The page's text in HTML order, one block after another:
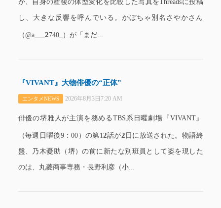
が、自身の産後の体型変化を比較した写真をThreadsに投稿
し、大きな反響を呼んでいる。かぼちゃ別名さやかさん
（@a___ 2740_）が「まだ...
『VIVANT』大物俳優の“正体”
エンタメNEWS 2026年8月3日7:20 AM
俳優の堺雅人が主演を務めるTBS系日曜劇場『VIVANT』
（毎週日曜後9：00）の第12話が2 日に放送された。物語終
盤、乃木憂助（堺）の前に新たな別班員として姿を現した
のは、丸菱商事専務・長野利彦（小...